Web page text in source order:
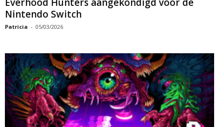
Everhood Hunters aangekondigd voor de
Nintendo Switch
Patricia - 05/03/2026